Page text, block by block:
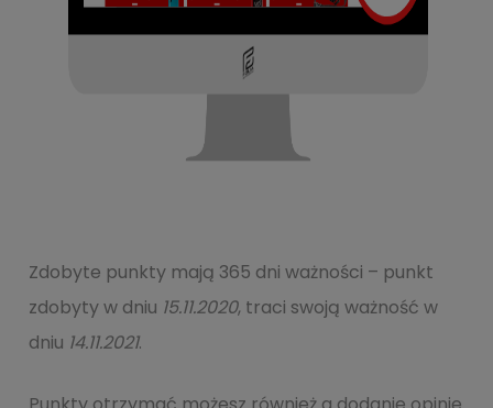
Zdobyte punkty mają 365 dni ważności – punkt
zdobyty w dniu 15.11.2020, traci swoją ważność w
dniu 14.11.2021.